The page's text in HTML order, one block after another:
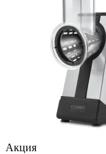
Акция